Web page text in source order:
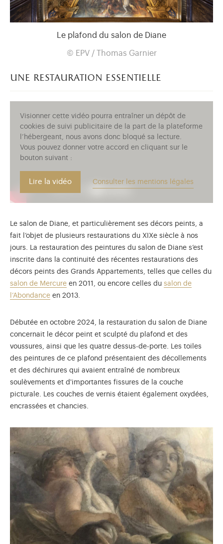
Le plafond du salon de Diane
© EPV / Thomas Garnier
une restauration essentielle
Visionner cette vidéo pourra entraîner un dépôt de
cookies de suivi publicitaire de la part de la plateforme
l’hébergeant, nous avons donc bloqué sa lecture.
Vous pouvez donner votre accord en cliquant sur le
bouton suivant :
Lire la vidéo Consulter les mentions légales
Le salon de Diane, et particulièrement ses décors peints, a
fait l’objet de plusieurs restaurations du XIXe siècle à nos
jours. La restauration des peintures du salon de Diane s’est
inscrite dans la continuité des récentes restaurations des
décors peints des Grands Appartements, telles que celles du
salon de Mercure en 2011, ou encore celles du salon de
l’Abondance en 2013.
Débutée en octobre 2024, la restauration du salon de Diane
concernait le décor peint et sculpté du plafond et des
voussures, ainsi que les quatre dessus-de-porte. Les toiles
des peintures de ce plafond présentaient des décollements
et des déchirures qui avaient entraîné de nombreux
soulèvements et d'importantes fissures de la couche
picturale. Les couches de vernis étaient également oxydées,
encrassées et chancies.